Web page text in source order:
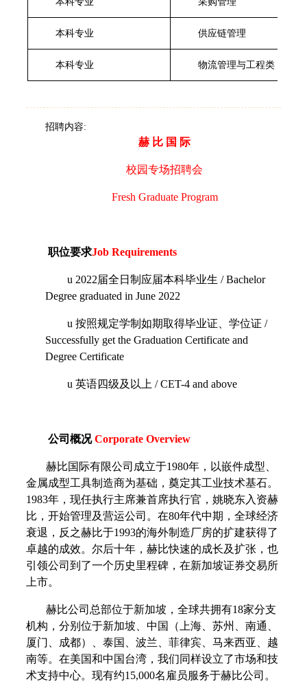
本科专业 供应链管理
本科专业 物流管理与工程类
招聘内容:
赫 比 国 际
校园专场招聘会
Fresh Graduate Program
职位要求Job Requirements
u 2022届全日制应届本科毕业生 / Bachelor
Degree graduated in June 2022
u 按照规定学制如期取得毕业证、学位证 /
Successfully get the Graduation Certificate and
Degree Certificate
u 英语四级及以上 / CET-4 and above
公司概况 Corporate Overview
赫比国际有限公司成立于1980年，以嵌件成型、
金属成型工具制造商为基础，奠定其工业技术基石。
1983年，现任执行主席兼首席执行官，姚晓东入资赫
比，开始管理及营运公司。在80年代中期，全球经济
衰退，反之赫比于1993的海外制造厂房的扩建获得了
卓越的成效。尔后十年，赫比快速的成长及扩张，也
引领公司到了一个历史里程碑，在新加坡证券交易所
上市。
赫比公司总部位于新加坡，全球共拥有18家分支
机构，分别位于新加坡、中国（上海、苏州、南通、
厦门、成都）、泰国、波兰、菲律宾、马来西亚、越
南等。在美国和中国台湾，我们同样设立了市场和技
术支持中心。现有约15,000名雇员服务于赫比公司。